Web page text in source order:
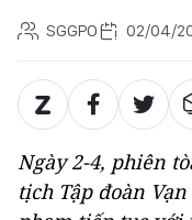
SGGPO 02/04/
Ngày 2-4, phiên
tịch Tập đoàn